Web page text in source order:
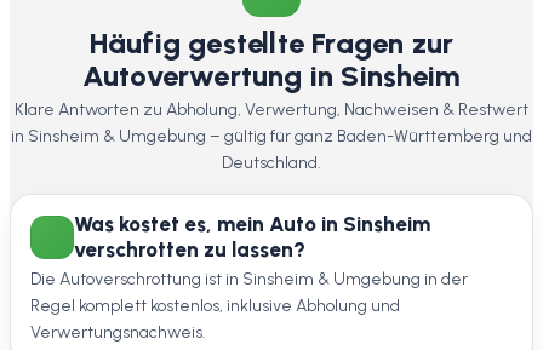
Häufig gestellte Fragen zur
Autoverwertung in Sinsheim
Klare Antworten zu Abholung, Verwertung, Nachweisen & Restwert
in Sinsheim & Umgebung – gültig für ganz Baden-Württemberg und
Deutschland.
Was kostet es, mein Auto in Sinsheim
verschrotten zu lassen?
Die Autoverschrottung ist in Sinsheim & Umgebung in der
Regel komplett kostenlos, inklusive Abholung und
Verwertungsnachweis.